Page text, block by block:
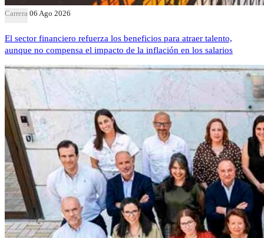
Carrera 06 Ago 2026
El sector financiero refuerza los beneficios para atraer talento,
aunque no compensa el impacto de la inflación en los salarios